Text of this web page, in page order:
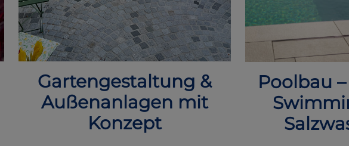
Gartengestaltung &
Außenanlagen mit
Konzept
Poolbau